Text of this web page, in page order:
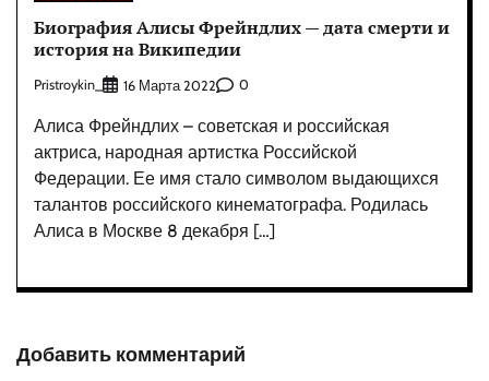
Биография Алисы Фрейндлих — дата смерти и
история на Википедии
Pristroykin_ 16 Марта 2022 0
Алиса Фрейндлих – советская и российская
актриса, народная артистка Российской
Федерации. Ее имя стало символом выдающихся
талантов российского кинематографа. Родилась
Алиса в Москве 8 декабря […]
Добавить комментарий